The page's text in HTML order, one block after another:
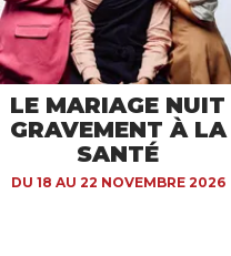
LE MARIAGE NUIT
GRAVEMENT À LA
SANTÉ
DU 18 AU 22 NOVEMBRE 2026